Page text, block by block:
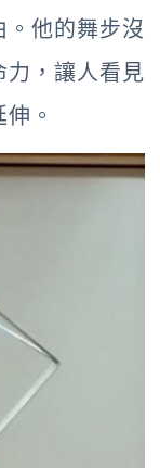
他的舞步沒
力，讓人看見
。